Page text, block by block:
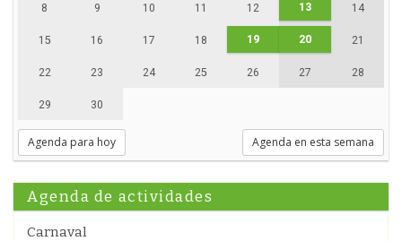
8 9 10 11 12 13 14
15 16 17 18 19 20 21
22 23 24 25 26 27 28
29 30
Agenda para hoy Agenda en esta semana
Agenda de actividades
Carnaval